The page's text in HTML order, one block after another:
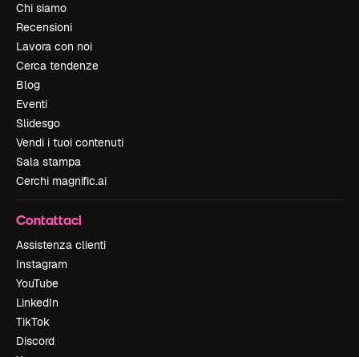
Chi siamo
Recensioni
Lavora con noi
Cerca tendenze
Blog
Eventi
Slidesgo
Vendi i tuoi contenuti
Sala stampa
Cerchi magnific.ai
Contattaci
Assistenza clienti
Instagram
YouTube
LinkedIn
TikTok
Discord